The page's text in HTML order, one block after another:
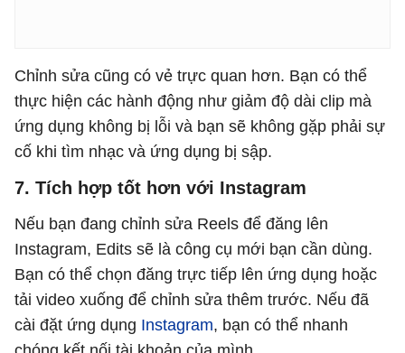
Chỉnh sửa cũng có vẻ trực quan hơn. Bạn có thể
thực hiện các hành động như giảm độ dài clip mà
ứng dụng không bị lỗi và bạn sẽ không gặp phải sự
cố khi tìm nhạc và ứng dụng bị sập.
7. Tích hợp tốt hơn với Instagram
Nếu bạn đang chỉnh sửa Reels để đăng lên
Instagram, Edits sẽ là công cụ mới bạn cần dùng.
Bạn có thể chọn đăng trực tiếp lên ứng dụng hoặc
tải video xuống để chỉnh sửa thêm trước. Nếu đã
cài đặt ứng dụng Instagram, bạn có thể nhanh